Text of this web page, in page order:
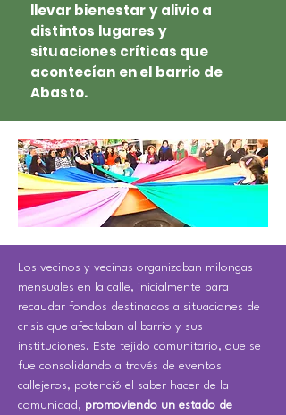
llevar bienestar y alivio a
distintos lugares y
situaciones críticas que
acontecían en el barrio de
Abasto.
Los vecinos y vecinas organizaban milongas
mensuales en la calle, inicialmente para
recaudar fondos destinados a situaciones de
crisis que afectaban al barrio y sus
instituciones. Este tejido comunitario, que se
fue consolidando a través de eventos
callejeros, potenció el saber hacer de la
comunidad, promoviendo un estado de